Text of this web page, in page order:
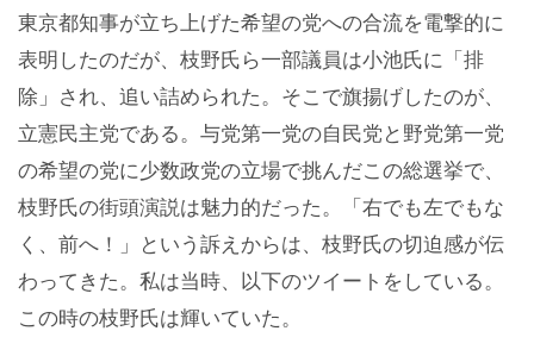
東京都知事が立ち上げた希望の党への合流を電撃的に
表明したのだが、枝野氏ら一部議員は小池氏に「排
除」され、追い詰められた。そこで旗揚げしたのが、
立憲民主党である。与党第一党の自民党と野党第一党
の希望の党に少数政党の立場で挑んだこの総選挙で、
枝野氏の街頭演説は魅力的だった。「右でも左でもな
く、前へ！」という訴えからは、枝野氏の切迫感が伝
わってきた。私は当時、以下のツイートをしている。
この時の枝野氏は輝いていた。